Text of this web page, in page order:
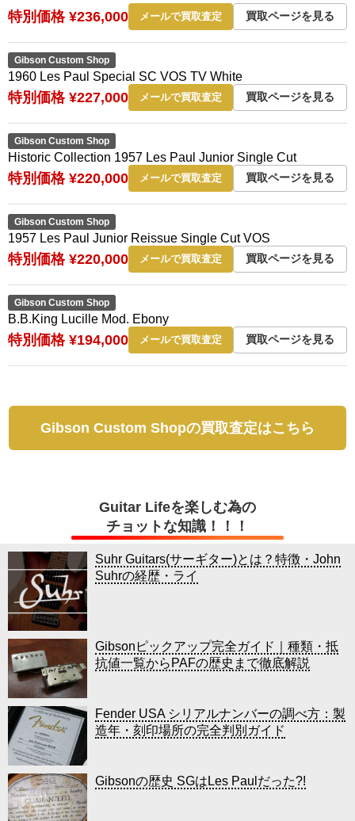
特別価格 ¥236,000 メールで買取査定 買取ページを見る
Gibson Custom Shop
1960 Les Paul Special SC VOS TV White
特別価格 ¥227,000 メールで買取査定 買取ページを見る
Gibson Custom Shop
Historic Collection 1957 Les Paul Junior Single Cut
特別価格 ¥220,000 メールで買取査定 買取ページを見る
Gibson Custom Shop
1957 Les Paul Junior Reissue Single Cut VOS
特別価格 ¥220,000 メールで買取査定 買取ページを見る
Gibson Custom Shop
B.B.King Lucille Mod. Ebony
特別価格 ¥194,000 メールで買取査定 買取ページを見る
Gibson Custom Shopの買取査定はこちら
Guitar Lifeを楽しむ為の
チョットな知識！！！
Suhr Guitars(サーギター)とは？特徴・John
Suhrの経歴・ライ
Gibsonピックアップ完全ガイド｜種類・抵
抗値一覧からPAFの歴史まで徹底解説
Fender USA シリアルナンバーの調べ方：製
造年・刻印場所の完全判別ガイド
Gibsonの歴史 SGはLes Paulだった?!